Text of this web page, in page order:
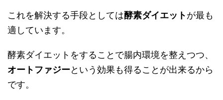
これを解決する手段としては酵素ダイエットが最も
適しています。
酵素ダイエットをすることで腸内環境を整えつつ、
オートファジーという効果も得ることが出来るから
です。